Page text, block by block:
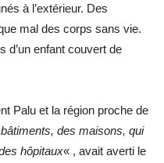
à l’extérieur. Des
mal des corps sans vie.
d’un enfant couvert de
Palu et la région proche de
des maisons, qui
hôpitaux« , avait averti le